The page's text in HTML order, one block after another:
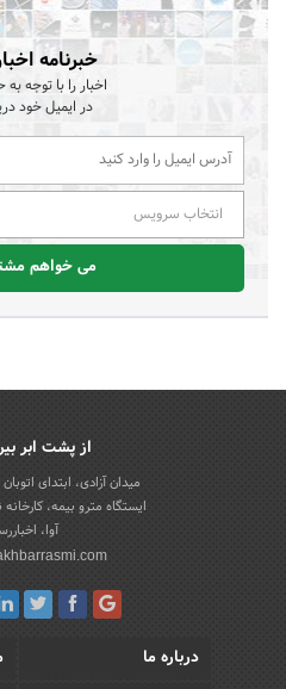
خبرنامه
اخبار را با توجه
در ایمیل خود
انتخاب سرویس
می خواهم
از پشت ابر
میدان آزادی، ابتدای
ایستگاه مترو بیمه،
آوا،
درباره ما